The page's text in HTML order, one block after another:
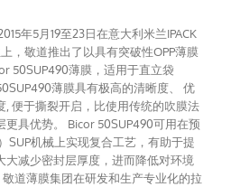
年5月19至23日在意大利米兰IPACK
，敬道推出了以具有突破性OPP薄膜
50SUP490薄膜，适用于直立袋
薄膜具有极高的清晰度、 优
, 便于撕裂开启，比使用传统的吹膜法
具优势。 Bicor 50SUP490可用在预
SUP机械上实现复合工艺，有助于提
大减少密封层厚度，进而降低对环境
道薄膜集团在研发和生产专业化的拉